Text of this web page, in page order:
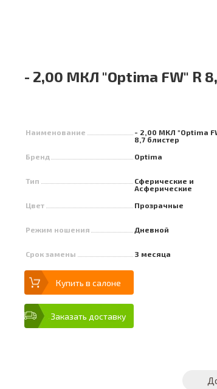
- 2,00 МКЛ "Optima FW" R
Наименование
- 2,00 МКЛ "Optima
8,7 блистер
Бренд
Optima
Тип
Сферические и
Асферические
Цвет
Прозрачные
Режим ношения Дневной
Срок замены 3 месяца
Купить в салоне
Заказать доставку